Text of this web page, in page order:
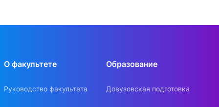
О факультете
Руководство факультета
Образование
Довузовская подготовка